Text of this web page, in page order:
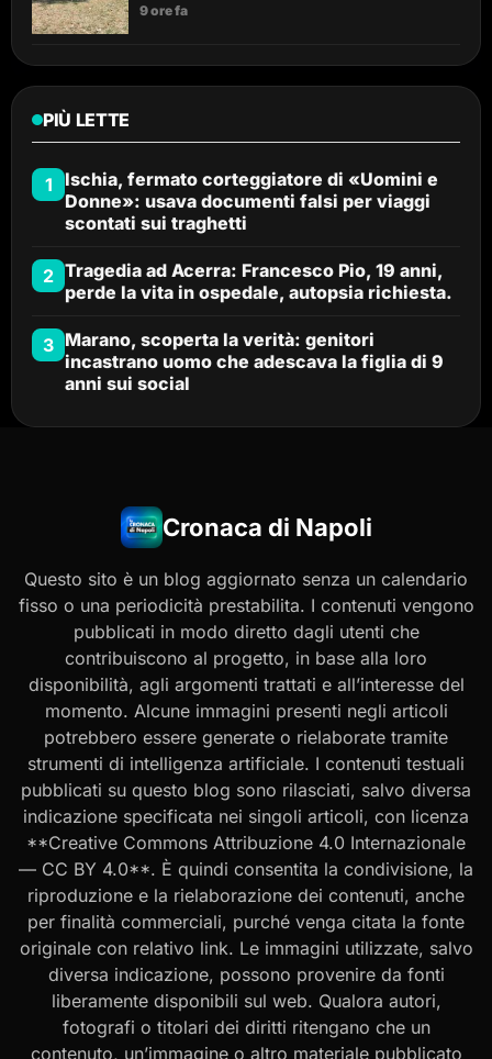
9 ore fa
PIÙ LETTE
1
Ischia, fermato corteggiatore di «Uomini e
Donne»: usava documenti falsi per viaggi
scontati sui traghetti
2 Tragedia ad Acerra: Francesco Pio, 19 anni,
perde la vita in ospedale, autopsia richiesta.
3 Marano, scoperta la verità: genitori
incastrano uomo che adescava la figlia di 9
anni sui social
Cronaca di Napoli
Questo sito è un blog aggiornato senza un calendario
fisso o una periodicità prestabilita. I contenuti vengono
pubblicati in modo diretto dagli utenti che
contribuiscono al progetto, in base alla loro
disponibilità, agli argomenti trattati e all’interesse del
momento. Alcune immagini presenti negli articoli
potrebbero essere generate o rielaborate tramite
strumenti di intelligenza artificiale. I contenuti testuali
pubblicati su questo blog sono rilasciati, salvo diversa
indicazione specificata nei singoli articoli, con licenza
**Creative Commons Attribuzione 4.0 Internazionale
— CC BY 4.0**. È quindi consentita la condivisione, la
riproduzione e la rielaborazione dei contenuti, anche
per finalità commerciali, purché venga citata la fonte
originale con relativo link. Le immagini utilizzate, salvo
diversa indicazione, possono provenire da fonti
liberamente disponibili sul web. Qualora autori,
fotografi o titolari dei diritti ritengano che un
contenuto, un’immagine o altro materiale pubblicato